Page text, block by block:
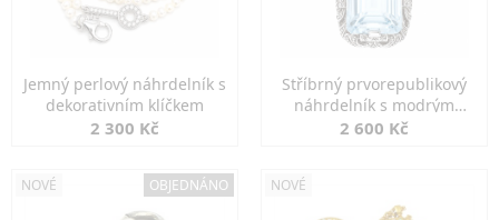
Jemný perlový náhrdelník s
dekorativním klíčkem
2 300 Kč
Stříbrný prvorepublikový
náhrdelník s modrým
spinelem
2 600 Kč
NOVÉ OBJEDNÁNO NOVÉ